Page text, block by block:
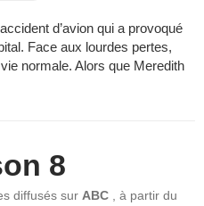
d’avion qui a provoqué
Face aux lourdes pertes,
normale. Alors que Meredith
8
diffusés sur ABC ,à partir du